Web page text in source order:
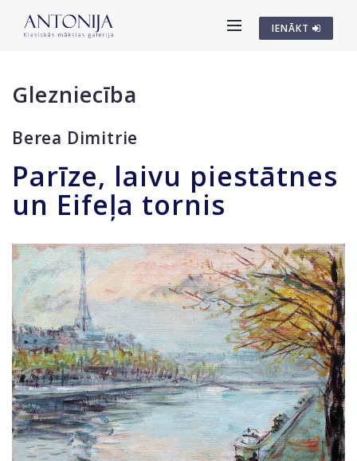
IENĀKT
Glezniecība
Berea Dimitrie
Parīze, laivu piestātnes
un Eifeļa tornis